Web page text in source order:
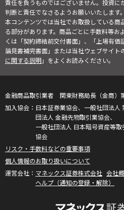
責任を負うものではございません。投資に
判断と責任でなさるようお願いいたします。
本コンテンツでは当社でお取扱している
る部分があります。商品ごとに手数料等お
くは「契約締結前交付書面」、「上場有
論見書補完書面」または当社ウェブサイト
に関する説明」をよくお読みください。
金融商品取引業者 関東財務局長（金商）
日本証券業協会、一般社団法人
団法人 金融先物取引業協会、
一般社団法人 日本暗号資産等
協会
リスク・手数料などの重要事項
個人情報のお取り扱いについて
マネックス証券株式会社 会社
ヘルプ（通知の登録・解除）